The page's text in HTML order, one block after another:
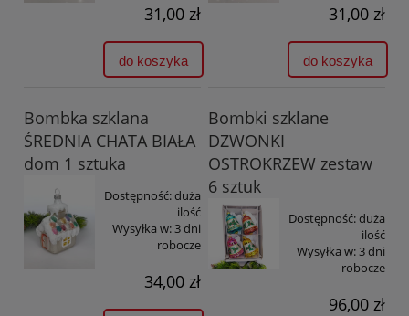
31,00 zł
do koszyka
31,00 zł
do koszyka
Bombka szklana
ŚREDNIA CHATA BIAŁA
dom 1 sztuka
Dostępność:duża
ilość
Wysyłka w:3 dni
robocze
34,00 zł
Bombki szklane
DZWONKI
OSTROKRZEW zestaw
6 sztuk
Dostępność:duża
ilość
Wysyłka w:3 dni
robocze
96,00 zł